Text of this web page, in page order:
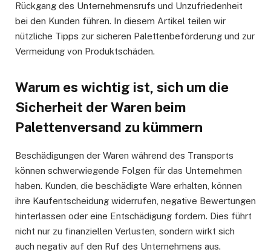
Rückgang des Unternehmensrufs und Unzufriedenheit
bei den Kunden führen. In diesem Artikel teilen wir
nützliche Tipps zur sicheren Palettenbeförderung und zur
Vermeidung von Produktschäden.
Warum es wichtig ist, sich um die
Sicherheit der Waren beim
Palettenversand zu kümmern
Beschädigungen der Waren während des Transports
können schwerwiegende Folgen für das Unternehmen
haben. Kunden, die beschädigte Ware erhalten, können
ihre Kaufentscheidung widerrufen, negative Bewertungen
hinterlassen oder eine Entschädigung fordern. Dies führt
nicht nur zu finanziellen Verlusten, sondern wirkt sich
auch negativ auf den Ruf des Unternehmens aus.